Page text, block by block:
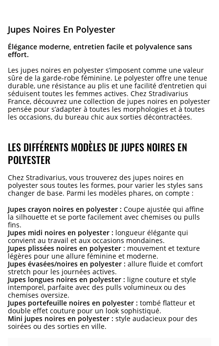
Jupes Noires En Polyester
Élégance moderne, entretien facile et polyvalence sans
effort.
Les jupes noires en polyester s’imposent comme une valeur
sûre de la garde-robe féminine. Le polyester offre une tenue
durable, une résistance au plis et une facilité d’entretien qui
séduisent toutes les femmes actives. Chez Stradivarius
France, découvrez une collection de jupes noires en polyester
pensée pour s’adapter à toutes les morphologies et à toutes
les occasions, du bureau chic aux sorties décontractées.
LES DIFFÉRENTS MODÈLES DE JUPES NOIRES EN
POLYESTER
Chez Stradivarius, vous trouverez des jupes noires en
polyester sous toutes les formes, pour varier les styles sans
changer de base. Parmi les modèles phares, on compte :
Jupes crayon noires en polyester : Coupe ajustée qui affine
la silhouette et se porte facilement avec chemises ou pulls
fins.
Jupes midi noires en polyester : longueur élégante qui
convient au travail et aux occasions mondaines.
Jupes plissées noires en polyester : mouvement et texture
légères pour une allure féminine et moderne.
Jupes évasées/noires en polyester : allure fluide et comfort
stretch pour les journées actives.
Jupes longues noires en polyester : ligne couture et style
intemporel, parfaite avec des pulls volumineux ou des
chemises oversize.
Jupes portefeuille noires en polyester : tombé flatteur et
double effet couture pour un look sophistiqué.
Mini jupes noires en polyester : style audacieux pour des
soirées ou des sorties en ville.